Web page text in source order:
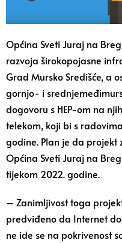
Općina Sveti Juraj na
razvoja širokopojasne
Grad Mursko Središće, a
gornjo- i
dogovoru s HEP-om na
telekom, koji bi s
godine. Plan je da projekt
Općina Sveti Juraj na
tijekom 2022. godine.
– Zanimljivost toga
predviđeno da Internet
ne ide se na pokrivenost